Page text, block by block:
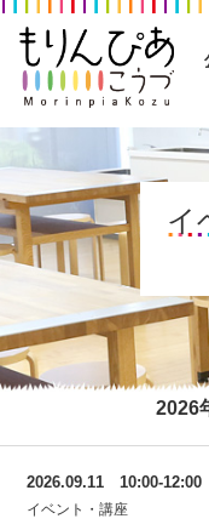
イ
2026
2026.09.11 10:00-12:00
イベント・講座